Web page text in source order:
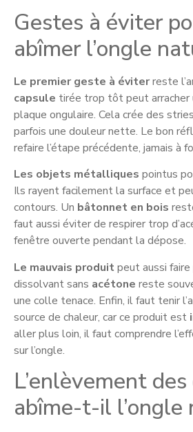
Gestes à éviter
abîmer l’ongle
Le premier geste à éviterreste
capsule tirée trop tôt peut arracher
plaque ongulaire. Cela crée des
parfois une douleur nette. Le bon
refaire l’étape précédente, jamais à
Les objets métalliques pointus
Ils rayent facilement la surface et
contours. Un bâtonnet en bois
faut aussi éviter de respirer trop
fenêtre ouverte pendant la dépose.
Le mauvais produitpeut aussi
dissolvant sans acétone reste
une colle tenace. Enfin, il faut tenir
source de chaleur, car ce produit est
aller plus loin, il faut comprendre
sur l’ongle.
L’enlèvement
abîme-t-il l’ongle